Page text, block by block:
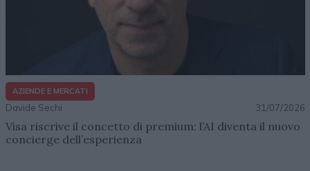
AZIENDE E MERCATI
Davide Sechi 31/07/2026
Visa riscrive il concetto di premium: l’AI diventa il nuovo
concierge dell’esperienza